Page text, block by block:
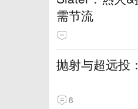
需节流
抛射与超远投
8